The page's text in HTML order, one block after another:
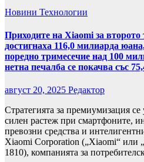
Новини Технологии
Приходите на Xiaomi за второто
достигнаха 116,0 милиарда
поредно тримесечие над 100
нетна печалба се покачва със
август 20, 2025 Редактор
Стратегията за премиумизация се
силен растеж при смартфоните,
превозни средства и
Xiaomi Corporation („Xiaomi“ или
1810), компанията за